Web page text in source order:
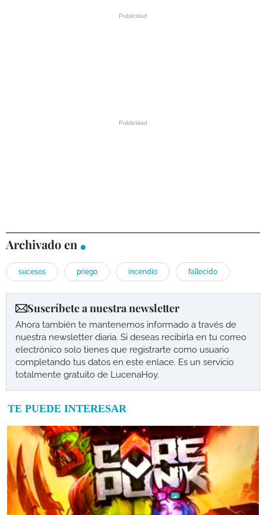
Archivado en
sucesos priego incendio fallecido
Suscríbete a nuestra newsletter
Ahora también te mantenemos informado a través de
nuestra newsletter diaria. Si deseas recibirla en tu correo
electrónico solo tienes que registrarte como usuario
completando tus datos en este enlace. Es un servicio
totalmente gratuito de LucenaHoy.
TE PUEDE INTERESAR